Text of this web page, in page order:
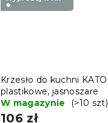
❖
Krzesło do kuchni KATO
plastikowe, jasnoszare
W magazynie
(>10 szt)
106 zł